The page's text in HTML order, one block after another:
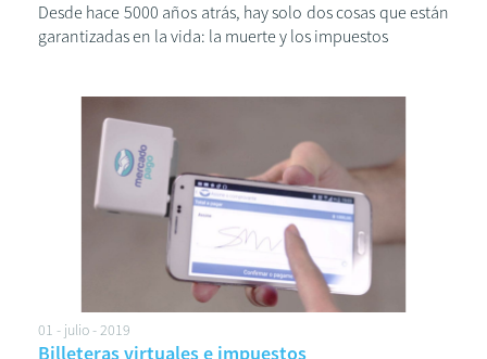
Desde hace 5000 años atrás, hay solo dos cosas que están
garantizadas en la vida: la muerte y los impuestos
01 - julio - 2019
Billeteras virtuales e impuestos